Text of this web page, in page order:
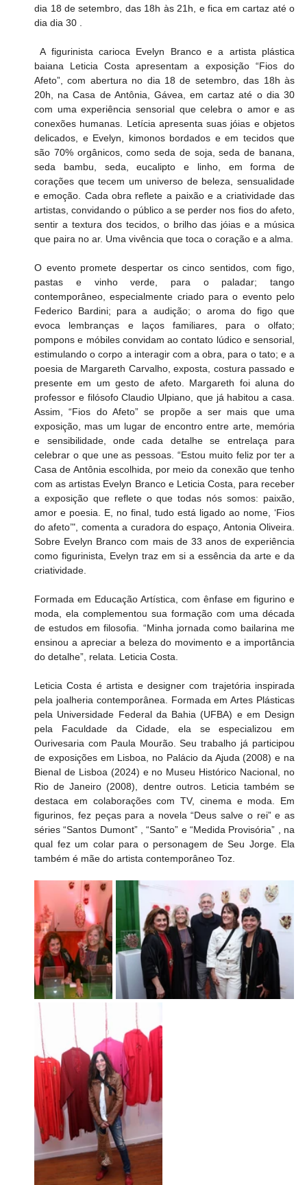
dia 18 de setembro, das 18h às 21h, e fica em cartaz até o
dia dia 30 .
A figurinista carioca Evelyn Branco e a artista plástica
baiana Leticia Costa apresentam a exposição “Fios do
Afeto”, com abertura no dia 18 de setembro, das 18h às
20h, na Casa de Antônia, Gávea, em cartaz até o dia 30
com uma experiência sensorial que celebra o amor e as
conexões humanas. Letícia apresenta suas jóias e objetos
delicados, e Evelyn, kimonos bordados e em tecidos que
são 70% orgânicos, como seda de soja, seda de banana,
seda bambu, seda, eucalipto e linho, em forma de
corações que tecem um universo de beleza, sensualidade
e emoção. Cada obra reflete a paixão e a criatividade das
artistas, convidando o público a se perder nos fios do afeto,
sentir a textura dos tecidos, o brilho das jóias e a música
O evento promete despertar os cinco sentidos, com figo,
pastas e vinho verde, para o paladar; tango
contemporâneo, especialmente criado para o evento pelo
Federico Bardini; para a audição; o aroma do figo que
evoca lembranças e laços familiares, para o olfato;
pompons e móbiles convidam ao contato lúdico e sensorial,
estimulando o corpo a interagir com a obra, para o tato; e a
poesia de Margareth Carvalho, exposta, costura passado e
presente em um gesto de afeto. Margareth foi aluna do
professor e filósofo Claudio Ulpiano, que já habitou a casa.
Assim, “Fios do Afeto” se propõe a ser mais que uma
exposição, mas um lugar de encontro entre arte, memória
e sensibilidade, onde cada detalhe se entrelaça para
celebrar o que une as pessoas. “Estou muito feliz por ter a
Casa de Antônia escolhida, por meio da conexão que tenho
com as artistas Evelyn Branco e Leticia Costa, para receber
a exposição que reflete o que todas nós somos: paixão,
amor e poesia. E, no final, tudo está ligado ao nome, ‘Fios
do afeto’", comenta a curadora do espaço, Antonia Oliveira.
Sobre Evelyn Branco com mais de 33 anos de experiência
como figurinista, Evelyn traz em si a essência da arte e da
criatividade.
Formada em Educação Artística, com ênfase em figurino e
moda, ela complementou sua formação com uma década
de estudos em filosofia. “Minha jornada como bailarina me
ensinou a apreciar a beleza do movimento e a importância
do detalhe”, relata. Leticia Costa.
Leticia Costa é artista e designer com trajetória inspirada
pela joalheria contemporânea. Formada em Artes Plásticas
pela Universidade Federal da Bahia (UFBA) e em Design
pela Faculdade da Cidade, ela se especializou em
Ourivesaria com Paula Mourão. Seu trabalho já participou
de exposições em Lisboa, no Palácio da Ajuda (2008) e na
Bienal de Lisboa (2024) e no Museu Histórico Nacional, no
Rio de Janeiro (2008), dentre outros. Leticia também se
destaca em colaborações com TV, cinema e moda. Em
figurinos, fez peças para a novela “Deus salve o rei” e as
séries “Santos Dumont” , “Santo” e “Medida Provisória” , na
qual fez um colar para o personagem de Seu Jorge. Ela
também é mãe do artista contemporâneo Toz.